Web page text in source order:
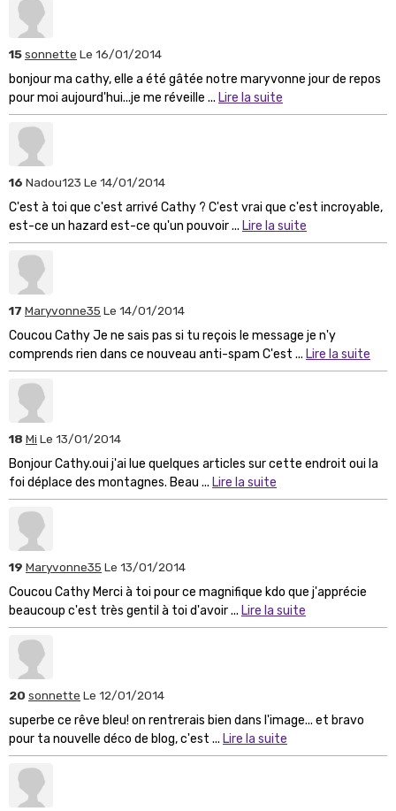
15sonnette Le 16/01/2014
bonjour ma cathy, elle a été gâtée notre maryvonne jour de repos
pour moi aujourd'hui...je me réveille ... Lire la suite
16 Nadou123 Le 14/01/2014
C'est à toi que c'est arrivé Cathy ? C'est vrai que c'est incroyable,
est-ce un hazard est-ce qu'un pouvoir ... Lire la suite
17 Maryvonne35 Le 14/01/2014
Coucou Cathy Je ne sais pas si tu reçois le message je n'y
comprends rien dans ce nouveau anti-spam C'est ... Lire la suite
18 Mi Le 13/01/2014
Bonjour Cathy.oui j'ai lue quelques articles sur cette endroit oui la
foi déplace des montagnes. Beau ... Lire la suite
19 Maryvonne35 Le 13/01/2014
Coucou Cathy Merci à toi pour ce magnifique kdo que j'apprécie
beaucoup c'est très gentil à toi d'avoir ... Lire la suite
20 sonnette Le 12/01/2014
superbe ce rêve bleu! on rentrerais bien dans l'image... et bravo
pour ta nouvelle déco de blog, c'est ... Lire la suite